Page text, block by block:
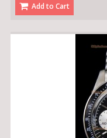
Add to Cart